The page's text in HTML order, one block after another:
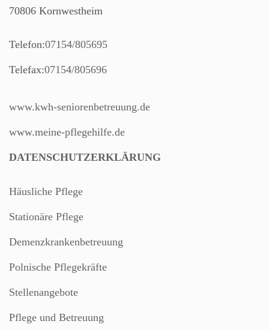
70806 Kornwestheim
Telefon:07154/805695
Telefax:07154/805696
www.kwh-seniorenbetreuung.de
www.meine-pflegehilfe.de
DATENSCHUTZERKLÄRUNG
Häusliche Pflege
Stationäre Pflege
Demenzkrankenbetreuung
Polnische Pflegekräfte
Stellenangebote
Pflege und Betreuung